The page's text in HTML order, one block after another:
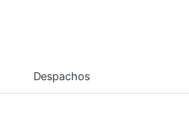
Despachos